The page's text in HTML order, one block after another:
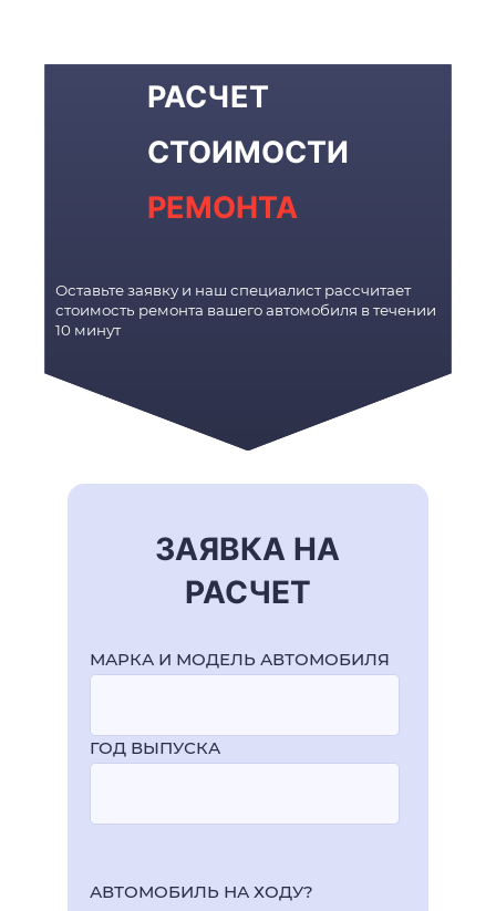
РАСЧЕТ
СТОИМОСТИ
РЕМОНТА
Оставьте заявку и наш специалист рассчитает
стоимость ремонта вашего автомобиля в течении
10 минут
ЗАЯВКА НА
РАСЧЕТ
МАРКА И МОДЕЛЬ АВТОМОБИЛЯ
ГОД ВЫПУСКА
АВТОМОБИЛЬ НА ХОДУ?